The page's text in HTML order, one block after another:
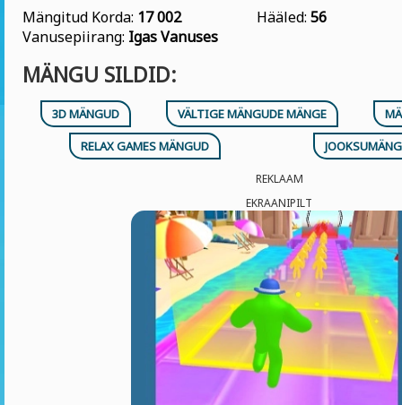
Mängitud Korda: 17 002 Hääled: 56
Vanusepiirang: Igas Vanuses
MÄNGU SILDID:
3D MÄNGUD VÄLTIGE MÄNGUDE MÄNGE
RELAX GAMES MÄNGUD
REKLAAM
EKRAANIPILT